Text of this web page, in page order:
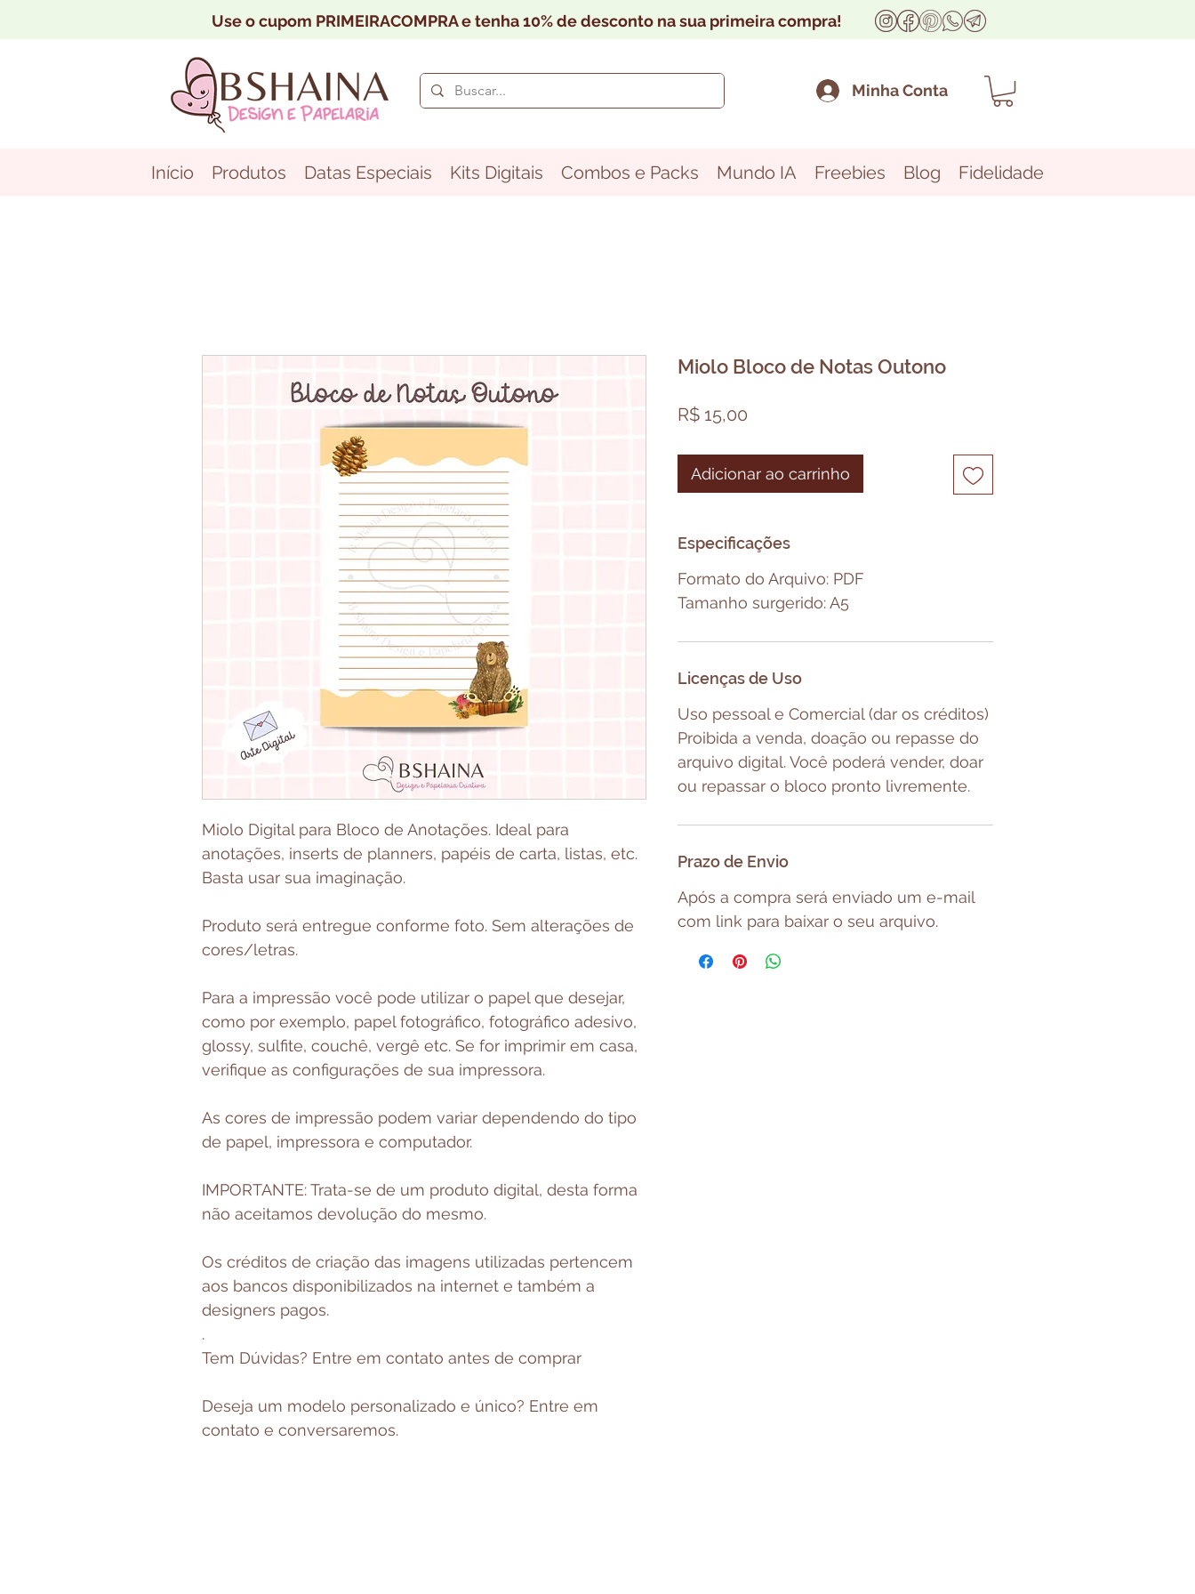
Use o cupom PRIMEIRACOMPRA e tenha 10% de desconto na sua primeira compra!
Minha Conta
Miolo Digital para Bloco de Anotações. Ideal para
anotações, inserts de planners, papéis de carta, listas, etc.
Basta usar sua imaginação.
Produto será entregue conforme foto. Sem alterações de
cores/letras.
Para a impressão você pode utilizar o papel que desejar,
como por exemplo, papel fotográfico, fotográfico adesivo,
glossy, sulfite, couchê, vergê etc. Se for imprimir em casa,
verifique as configurações de sua impressora.
As cores de impressão podem variar dependendo do tipo
de papel, impressora e computador.
IMPORTANTE: Trata-se de um produto digital, desta forma
não aceitamos devolução do mesmo.
Os créditos de criação das imagens utilizadas pertencem
aos bancos disponibilizados na internet e também a
designers pagos.
.
Tem Dúvidas? Entre em contato antes de comprar
Deseja um modelo personalizado e único? Entre em
contato e conversaremos.
Miolo Bloco de Notas Outono
R$ 15,00
Adicionar ao carrinho
Especificações
Formato do Arquivo: PDF
Tamanho surgerido: A5
Licenças de Uso
Uso pessoal e Comercial (dar os créditos)
Proibida a venda, doação ou repasse do
arquivo digital. Você poderá vender, doar
ou repassar o bloco pronto livremente.
Prazo de Envio
Após a compra será enviado um e-mail
com link para baixar o seu arquivo.
Início Produtos Datas Especiais Kits Digitais Combos e Packs Mundo IA Freebies Blog Fidelidade